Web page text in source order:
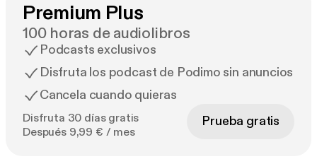
Premium Plus
100 horas de audiolibros
Podcasts exclusivos
Disfruta los podcast de Podimo sin anuncios
Cancela cuando quieras
Disfruta 30 días gratis
Después 9,99 € / mes
Prueba gratis